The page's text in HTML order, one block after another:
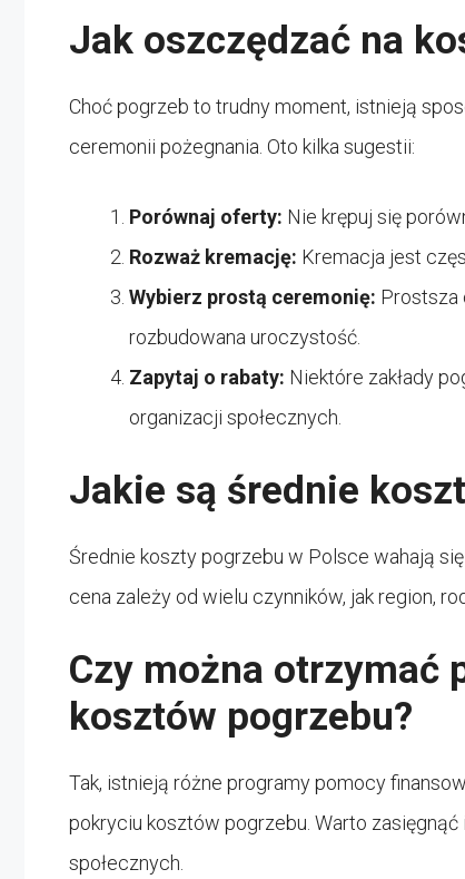
Jak oszczędzać na
Choć pogrzeb to trudny moment, istnieją
ceremonii pożegnania. Oto kilka sugestii:
Porównaj oferty: Nie krępuj się
Rozważ kremację: Kremacja jest
Wybierz prostą ceremonię: Prostsza
rozbudowana uroczystość.
Zapytaj o rabaty: Niektóre zakłady
organizacji społecznych.
Jakie są średnie
Średnie koszty pogrzebu w Polsce wahają
cena zależy od wielu czynników, jak region,
Czy można otrzymać
kosztów pogrzebu?
Tak, istnieją różne programy pomocy
pokryciu kosztów pogrzebu. Warto
społecznych.